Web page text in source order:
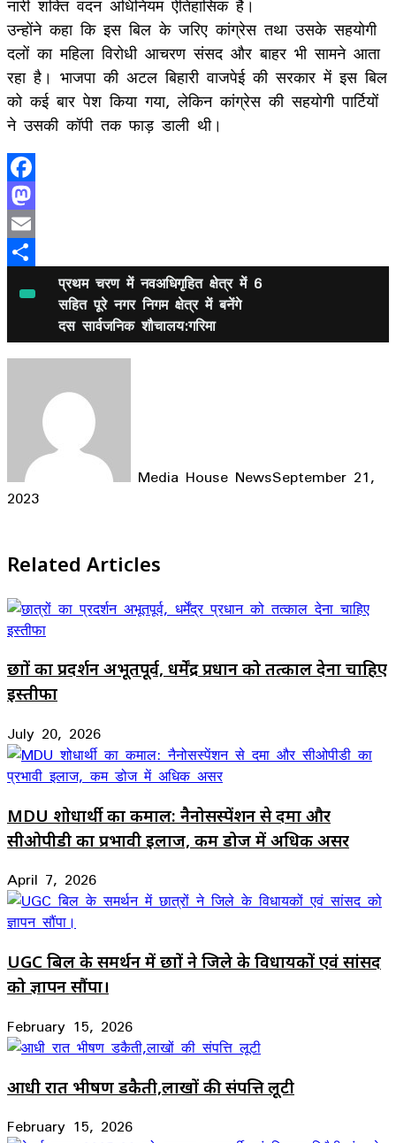
उन्होंने कहा कि इस बिल के जरिए कांग्रेस तथा उसके सहयोगी
दलों का महिला विरोधी आचरण संसद और बाहर भी सामने आता
रहा है। भाजपा की अटल बिहारी वाजपेई की सरकार में इस बिल
को कई बार पेश किया गया, लेकिन कांग्रेस की सहयोगी पार्टियों
ने उसकी कॉपी तक फाड़ डाली थी।
Facebook
Mastodon
Email
प्रथम चरण में नवअधिगृहित क्षेत्र में 6
सहित पूरे नगर निगम क्षेत्र में बनेंगे
दस सार्वजनिक शौचालय:गरिमा
Media House NewsSeptember 21,
2023
Related Articles
छात्रों का प्रदर्शन अभूतपूर्व, धर्मेंद्र प्रधान को तत्काल देना चाहिए
इस्तीफा
July 20, 2026
MDU शोधार्थी का कमाल: नैनोसस्पेंशन से दमा और
सीओपीडी का प्रभावी इलाज, कम डोज में अधिक असर
April 7, 2026
UGC बिल के समर्थन में छात्रों ने जिले के विधायकों एवं सांसद
को ज्ञापन सौंपा।
February 15, 2026
आधी रात भीषण डकैती,लाखों की संपत्ति लूटी
February 15, 2026